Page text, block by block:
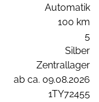
Automatik
100 km
5
Silber
Zentrallager
ab ca. 09.08.2026
1TY72455